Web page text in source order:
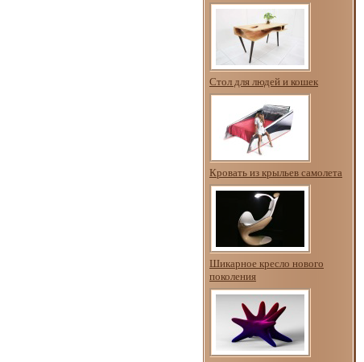
Стол для людей и кошек
Кровать из крыльев самолета
Шикарное кресло нового
поколения